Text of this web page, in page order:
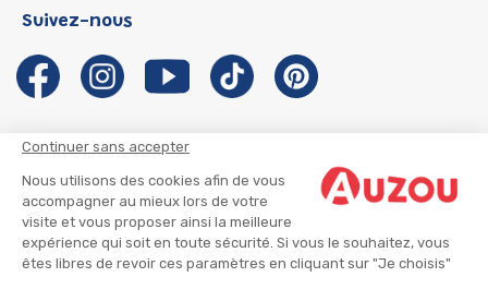
Continuer sans accepter
Nous utilisons des cookies afin de vous
accompagner au mieux lors de votre
visite et vous proposer ainsi la meilleure
expérience qui soit en toute sécurité. Si vous le souhaitez, vous
êtes libres de revoir ces paramètres en cliquant sur "Je choisis"
Les Influenceuses
Migali
Petite Taupe
Notre histoire
Auzou s'engage
Auteurs et illustrateurs Auzou
Suivre mon colis
Infos consommateur
Suivez-nous
CGU
CGV
Mentions légales